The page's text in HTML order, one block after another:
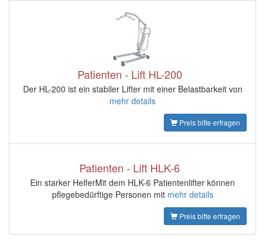
Patienten - Lift HL-200
Der HL-200 ist ein stabiler Lifter mit einer Belastbarkeit von
mehr details
Preis bitte erfragen
Patienten - Lift HLK-6
Ein starker HelferMit dem HLK-6 Patientenlifter können
pflegebedürftige Personen mit mehr details
Preis bitte erfragen